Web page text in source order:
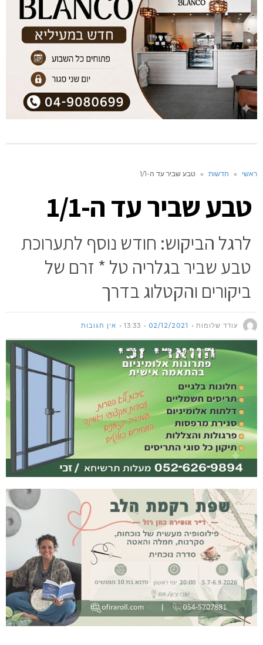
ראשי » חדשות » טבע שביר עד ה-1/1
טבע שביר עד ה-1/1
לרגל הביקוש: חודש נוסף לתערוכת
טבע שביר בגלריה טל * זרם של
ביקורים והקטלוג בדרך
עודד שלומות 02/12/2021
13:33 אין תגובות